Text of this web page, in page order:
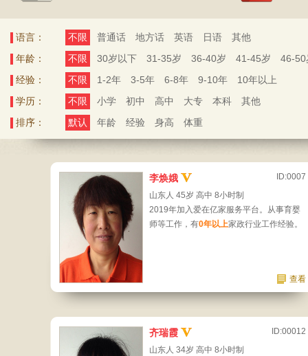
语言： 不限 普通话 地方话 英语 日语
其他
年龄：
不限 30岁以下 31-35岁 36-40岁 41-45岁
46-50
经验：
不限 1-2年 3-5年 6-8年 9-10年
10年以上
学历：
不限 小学 初中 高中 大专 本科
其他
排序：
默认 年龄 经验 身高 体重
李焕娥
ID:0007
山东人 45岁 高中 8小时制
2019年加入爱在亿家服务平台。从事育婴
师等工作，有0年以上家政行业工作经验。
查看
齐瑞霞
ID:00012
山东人 34岁 高中 8小时制